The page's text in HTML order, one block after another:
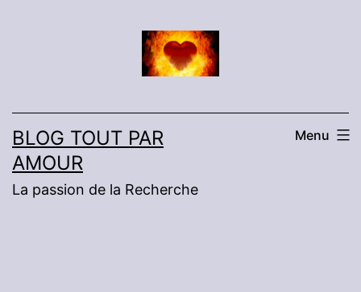
BLOG TOUT PAR
AMOUR
La passion de la Recherche
Menu